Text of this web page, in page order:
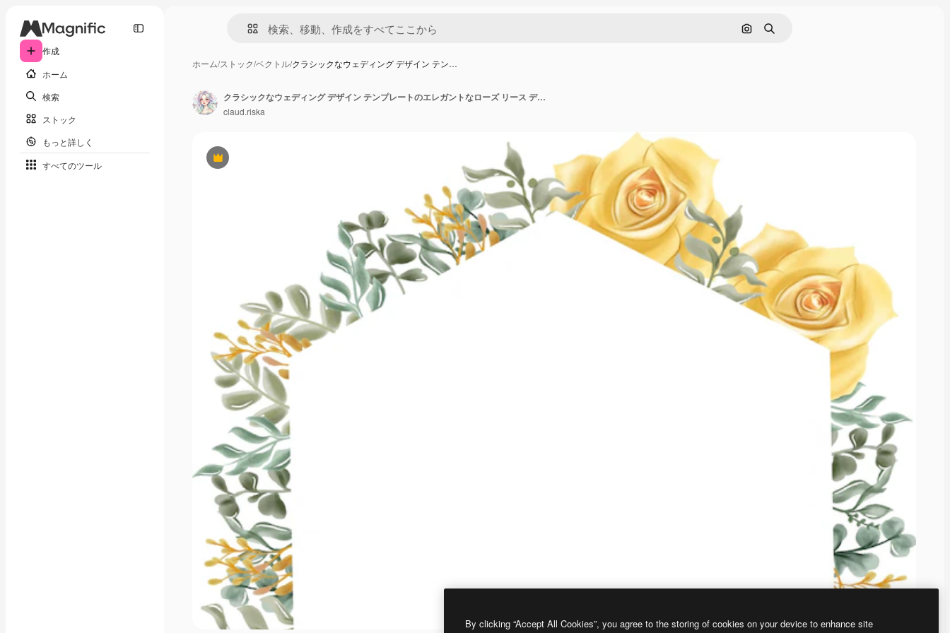
作成
ホーム
検索
ストック
もっと詳しく
すべてのツール
画像で検索
検索
ホーム/ストック/ベクトル/クラシックなウェディング デザイン テン…
Premium
クラシックなウェディング デザイン テンプレートのエレガントなローズ リース デザイン
claud.riska
By clicking “Accept All Cookies”, you agree to the storing of cookies on your device to enhance site